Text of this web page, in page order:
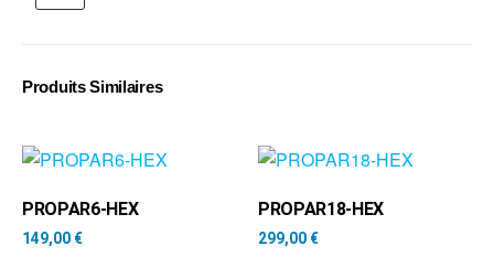
Produits Similaires
PROPAR6-HEX
149,00 €
PROPAR18-HEX
299,00 €